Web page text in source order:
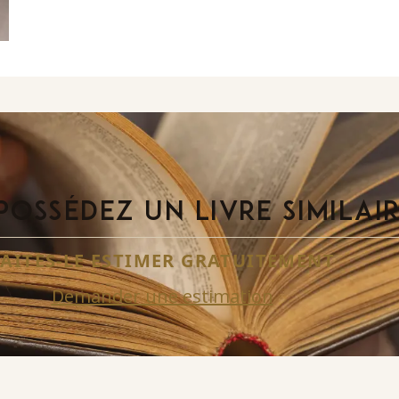
UN LIVRE
LE ESTIMER GRATUITEMENT
Demander une estimation